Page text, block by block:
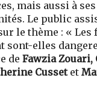
mais aussi à
Le public
le thème : « Les
sont-elles
deFawzia Zouari,
Cusset et